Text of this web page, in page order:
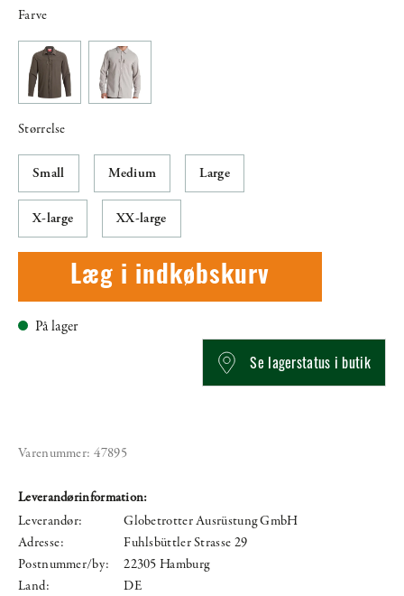
Farve
Størrelse
Small Medium Large
X-large XX-large
Læg i indkøbskurv
På lager
Se lagerstatus i butik
Varenummer: 47895
Leverandørinformation:
Leverandør:
Globetrotter Ausrüstung GmbH
Adresse:
Fuhlsbüttler Strasse 29
Postnummer/by:
22305 Hamburg
Land:
DE